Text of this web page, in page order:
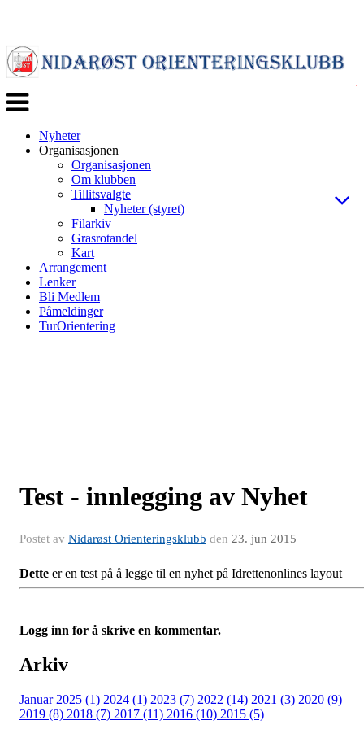
Veksle
navigasjon
Nyheter
Organisasjonen
Organisasjonen
Om klubben
Tillitsvalgte
Nyheter (styret)
Filarkiv
Grasrotandel
Kart
Arrangement
Lenker
Bli Medlem
Påmeldinger
TurOrientering
Test - innlegging av Nyhet
Postet av Nidarøst Orienteringsklubb den 23. jun 2015
Dette er en test på å legge til en nyhet på Idrettenonlines layout
Logg inn for å skrive en kommentar.
Arkiv
Januar 2025 (1) 2024 (1) 2023 (7) 2022 (14) 2021 (3) 2020 (9)
2019 (8) 2018 (7) 2017 (11) 2016 (10) 2015 (5)